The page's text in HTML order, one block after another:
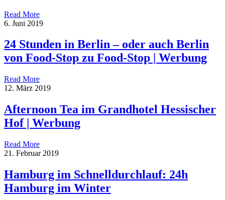
Read More
6. Juni 2019
24 Stunden in Berlin – oder auch Berlin
von Food-Stop zu Food-Stop | Werbung
Read More
12. März 2019
Afternoon Tea im Grandhotel Hessischer
Hof | Werbung
Read More
21. Februar 2019
Hamburg im Schnelldurchlauf: 24h
Hamburg im Winter